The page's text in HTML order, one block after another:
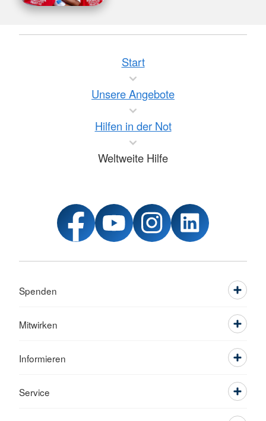
Start
Unsere Angebote
Hilfen in der Not
Weltweite Hilfe
Spenden
Mitwirken
Informieren
Service